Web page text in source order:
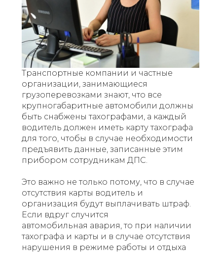
Транспортные компании и частные
организации, занимающиеся
грузоперевозками знают, что все
крупногабаритные автомобили должны
быть снабжены тахографами, а каждый
водитель должен иметь карту тахографа
для того, чтобы в случае необходимости
предъявить данные, записанные этим
прибором сотрудникам ДПС.
Это важно не только потому, что в случае
отсутствия карты водитель и
организация будут выплачивать штраф.
Если вдруг случится
автомобильная авария, то при наличии
тахографа и карты и в случае отсутствия
нарушения в режиме работы и отдыха